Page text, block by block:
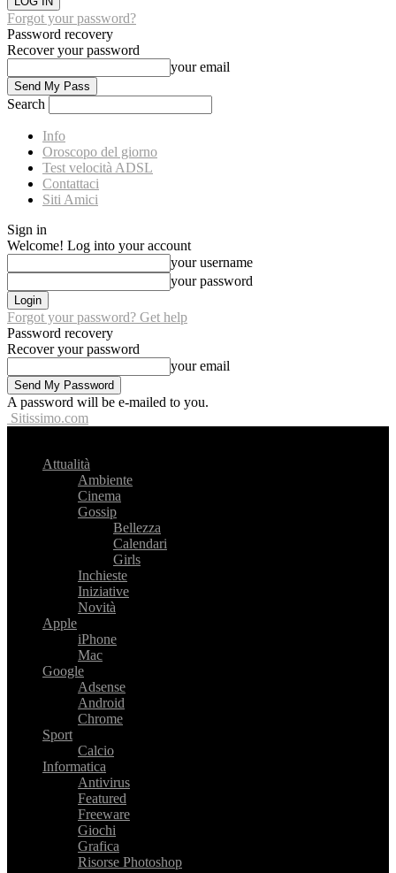
Forgot your password?
Password recovery
Recover your password
your email
Search
Info
Oroscopo del giorno
Test velocità ADSL
Contattaci
Siti Amici
Sign in
Welcome! Log into your account
your username
your password
Forgot your password? Get help
Password recovery
Recover your password
your email
A password will be e-mailed to you.
Sitissimo.com
Attualità
Ambiente
Cinema
Gossip
Bellezza
Calendari
Girls
Inchieste
Iniziative
Novità
Apple
iPhone
Mac
Google
Adsense
Android
Chrome
Sport
Calcio
Informatica
Antivirus
Featured
Freeware
Giochi
Grafica
Risorse Photoshop